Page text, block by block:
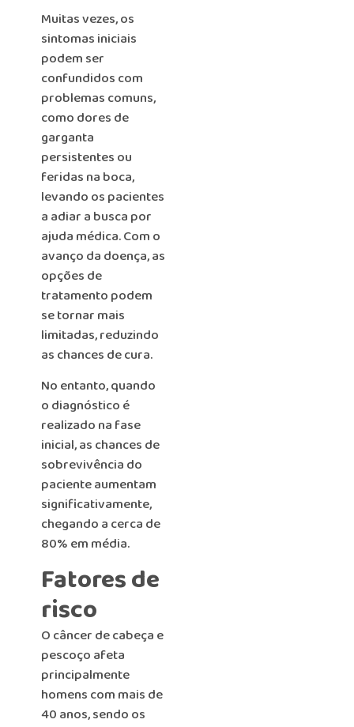
Muitas vezes, os
sintomas iniciais
podem ser
confundidos com
problemas comuns,
como dores de
garganta
persistentes ou
feridas na boca,
levando os pacientes
a adiar a busca por
ajuda médica. Com o
avanço da doença, as
opções de
tratamento podem
se tornar mais
limitadas, reduzindo
as chances de cura.
No entanto, quando
o diagnóstico é
realizado na fase
inicial, as chances de
sobrevivência do
paciente aumentam
significativamente,
chegando a cerca de
80% em média.
Fatores de
risco
O câncer de cabeça e
pescoço afeta
principalmente
homens com mais de
40 anos, sendo os